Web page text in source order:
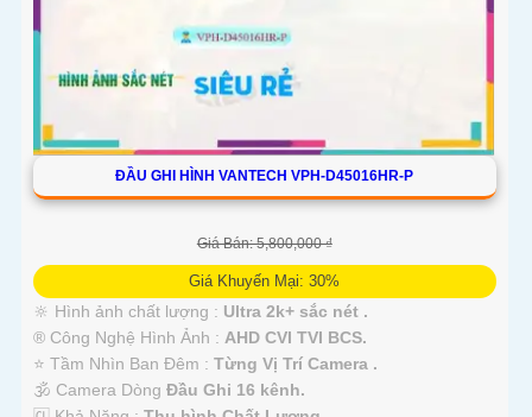
ĐẦU GHI HÌNH VANTECH VPH-D45016HR-P
Giá Bán: 5,800,000 ₫
Giá Khuyến Mại: 30%
🔆 Hình ảnh chất lượng : Ultra 2k+ sắc nét .
®️ Công Nghệ Hình Ảnh : AHD CVI TVI BCS.
⭐ Tầm Nhìn Ban Đêm : Từng Vị Trí Camera .
🕉️ Camera Dòng Đầu Ghi 16 kênh.